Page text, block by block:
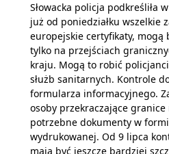
Słowacka policja podkreśliła
już od poniedziałku wszelkie
europejskie certyfikaty, mogą
tylko na przejściach
kraju. Mogą to robić
służb sanitarnych. Kontrole
formularza informacyjnego.
osoby przekraczające granice
potrzebne dokumenty w
wydrukowanej. Od 9 lipca
mają być jeszcze bardziej